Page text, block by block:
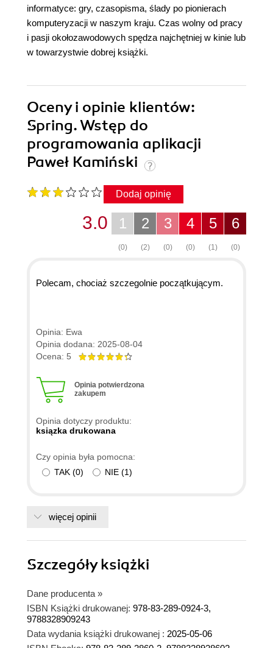
informatyce: gry, czasopisma, ślady po pionierach
komputeryzacji w naszym kraju. Czas wolny od pracy
i pasji okołozawodowych spędza najchętniej w kinie lub
w towarzystwie dobrej książki.
Oceny i opinie klientów:
Spring. Wstęp do
programowania aplikacji
Paweł Kamiński
Dodaj opinię
6
(0)
5
(1)
4
(0)
3
(0)
2
(2)
1
(0)
3.0
Polecam, chociaż szczegolnie początkującym.
Opinia: Ewa
Opinia dodana: 2025-08-04
Ocena: 5
Opinia potwierdzona
zakupem
Opinia dotyczy produktu:
ksiązka drukowana
Czy opinia była pomocna:
TAK (0) NIE (1)
więcej opinii
Szczegółyksiążki
Dane producenta »
ISBN Książki drukowanej: 978-83-289-0924-3,
9788328909243
Data wydania książki drukowanej : 2025-05-06